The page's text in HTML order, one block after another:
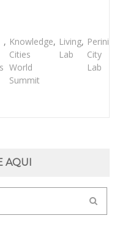
, Knowledge
Cities
World
Summit
, Living
Lab
, Perini
City
Lab
AQUI